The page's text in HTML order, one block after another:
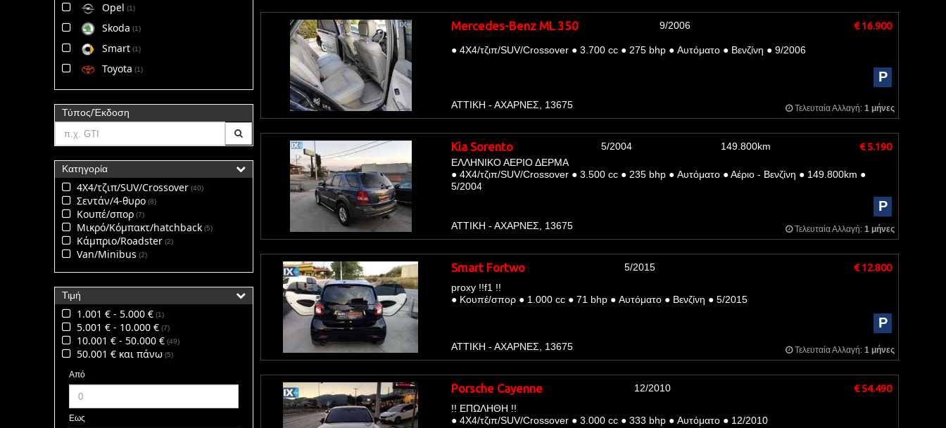
Opel 1
Skoda 1
Smart 1
Toyota 1
Τύπος/Έκδοση
Κατηγορία
4Χ4/τζιπ/SUV/Crossover 40
Σεντάν/4-θυρο 8
Κουπέ/σπορ 7
Μικρό/Κόμπακτ/hatchback 5
Κάμπριο/Roadster 2
Van/Minibus 2
Τιμή
1.001 € - 5.000 € 1
5.001 € - 10.000 € 7
10.001 € - 50.000 € 49
50.001 € και πάνω 5
Από
Εως
Mercedes-Benz ML 350 9/2006 € 16.900
●4Χ4/τζιπ/SUV/Crossover ●3.700 cc ●275 bhp ●Αυτόματο ●Βενζίνη ●9/2006
P
ΑΤΤΙΚΗ - ΑΧΑΡΝΕΣ, 13675 Τελευταία Αλλαγή: 1 μήνες
Kia Sorento 5/2004 149.800km € 5.190
ΕΛΛΗΝΙΚΟ ΑΕΡΙΟ ΔΕΡΜΑ
●4Χ4/τζιπ/SUV/Crossover ●3.500 cc ●235 bhp ●Αυτόματο ●Αέριο - Βενζίνη ●149.800km ●
5/2004
P
ΑΤΤΙΚΗ - ΑΧΑΡΝΕΣ, 13675 Τελευταία Αλλαγή: 1 μήνες
Smart Fortwo 5/2015 € 12.800
proxy !!f1 !!
●Κουπέ/σπορ ●1.000 cc ●71 bhp ●Αυτόματο ●Βενζίνη ●5/2015
P
ΑΤΤΙΚΗ - ΑΧΑΡΝΕΣ, 13675 Τελευταία Αλλαγή: 1 μήνες
Porsche Cayenne 12/2010 € 54.490
!! ΕΠΩΛΗΘΗ !!
●4Χ4/τζιπ/SUV/Crossover ●3.000 cc ●333 bhp ●Αυτόματο ●12/2010